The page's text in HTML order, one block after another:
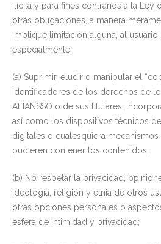
ilícita y para fines contrarios a la Ley
otras obligaciones, a manera
implique limitación alguna, al
especialmente:
(a) Suprimir, eludir o manipular el
identificadores de los derechos de
AFIANSSO o de sus titulares,
así como los dispositivos técnicos
digitales o cualesquiera
pudieren contener los contenidos;
(b) No respetar la privacidad,
ideología, religión y etnia de otros
otras opciones personales o
esfera de intimidad y privacidad;